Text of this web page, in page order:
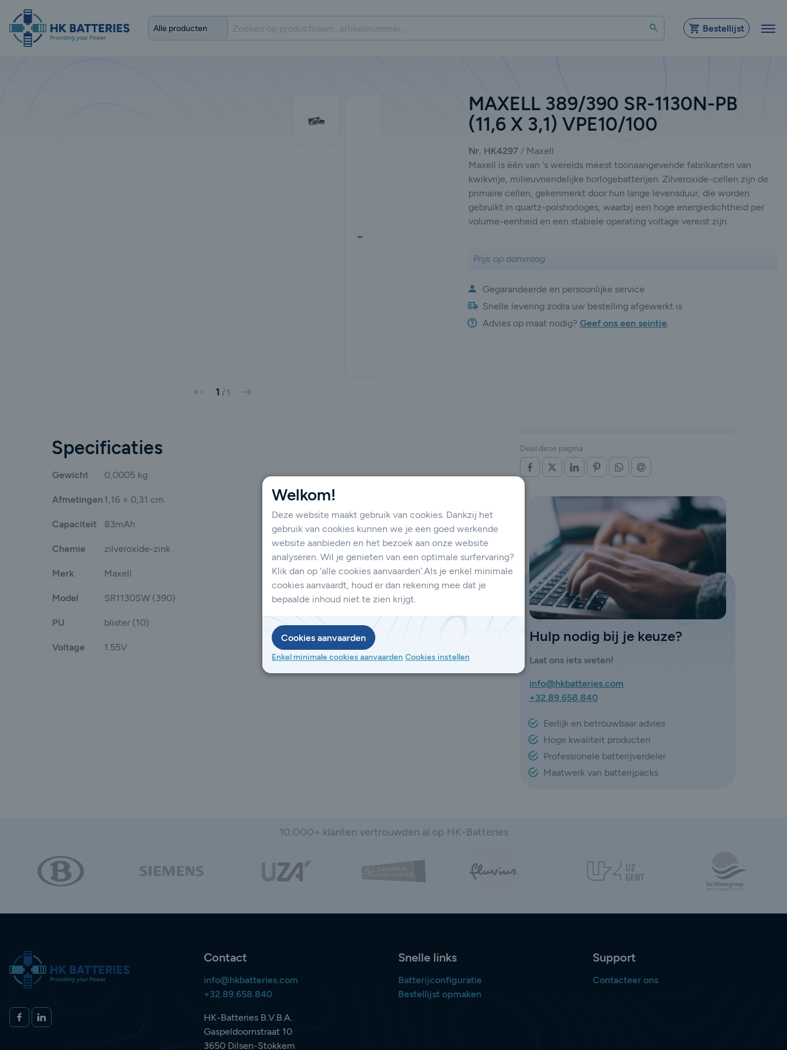
Zoeken Bestellijst
MAXELL 389/390 SR-1130N-PB
(11,6 X 3,1) VPE10/100
Nr. HK4297
Maxell
Maxell is één van ‘s werelds meest toonaangevende fabrikanten van
kwikvrije, milieuvriendelijke horlogebatterijen. Zilveroxide-cellen zijn de
primaire cellen, gekenmerkt door hun lange levensduur, die worden
gebruikt in quartz-polshorloges, waarbij een hoge energiedichtheid per
volume-eenheid en een stabiele operating voltage vereist zijn.
Prijs op aanvraag
Gegarandeerde en persoonlijke service
Snelle levering zodra uw bestelling afgewerkt is
Advies op maat nodig? Geef ons een seintje.
Vorige
1 / 1 Volgende
Specificaties
Gewicht 0,0005 kg
Afmetingen 1,16 × 0,31 cm
Capaciteit 83mAh
Chemie zilveroxide-zink
Merk Maxell
Model SR1130SW (390)
PU blister (10)
Voltage 1.55V
Deel deze pagina
OP FACEBOOK
OP X (TWITTER)
OP LINKEDINOP PINTERESTOP WHATSAPP
Hulp nodig bij je keuze?
Laat ons iets weten!
info@hkbatteries.com
+32.89.658.840
Eerlijk en betrouwbaar advies
Hoge kwaliteit producten
Professionele batterijverdeler
Maatwerk van batterijpacks
10.000+ klanten vertrouwden al op HK-Batteries
Volg ons op
FACEBOOKLINKEDIN
Contact
info@hkbatteries.com
+32.89.658.840
HK-Batteries B.V.B.A.
Gaspeldoornstraat 10
3650 Dilsen-Stokkem
Snelle links
Batterijconfiguratie
Bestellijst opmaken
Support
Contacteer ons
Welkom!
Deze website maakt gebruik van cookies. Dankzij het
gebruik van cookies kunnen we je een goed werkende
website aanbieden en het bezoek aan onze website
analyseren. Wil je genieten van een optimale surfervaring?
Klik dan op ‘alle cookies aanvaarden’.Als je enkel minimale
cookies aanvaardt, houd er dan rekening mee dat je
bepaalde inhoud niet te zien krijgt.
Cookies aanvaarden
Enkel minimale cookies aanvaarden Cookies instellen